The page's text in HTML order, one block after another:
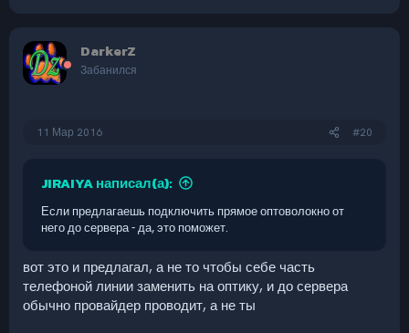
DarkerZ
Забанился
11 Мар 2016 #20
JIRAIYA написал(а):
Если предлагаешь подключить прямое оптоволокно от
него до сервера - да, это поможет.
вот это и предлагал, а не то чтобы себе часть
телефоной линии заменить на оптику, и до сервера
обычно провайдер проводит, а не ты